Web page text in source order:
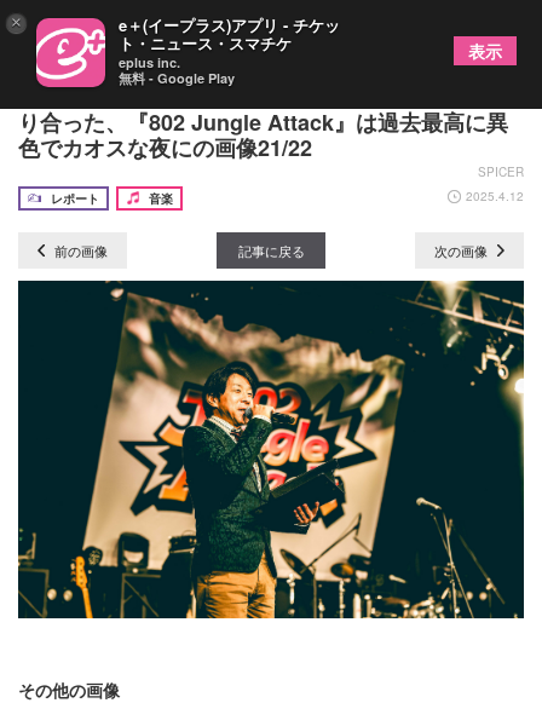
打首獄門同好会、怒髪天、カネヨリマサルがぶつか
り合った、『802 Jungle Attack』は過去最高に異
色でカオスな夜にの画像21/22
SPICER
レポート
音楽 2025.4.12
前の画像 記事に戻る 次の画像
その他の画像
× e＋(イープラス)アプリ - チケッ
ト・ニュース・スマチケ
eplus inc.
無料 - Google Play
表示